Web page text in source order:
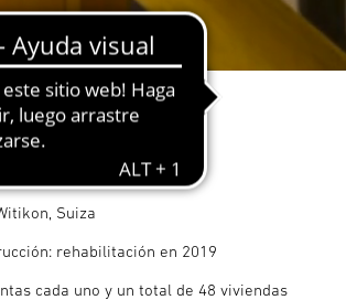
Suiza
rehabilitación en 2019
cada uno y un total de 48 viviendas